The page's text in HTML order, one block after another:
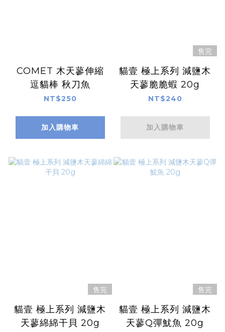
COMET 木天蓼伸縮
逗貓棒 秋刀魚
NT$250
加入購物車
售完
貓壹 極上系列 減鹽木
天蓼脆脆蝦 20g
NT$240
加入購物車
售完
貓壹 極上系列 減鹽木
天蓼綿綿干貝 20g
售完
貓壹 極上系列 減鹽木
天蓼Q彈魷魚 20g